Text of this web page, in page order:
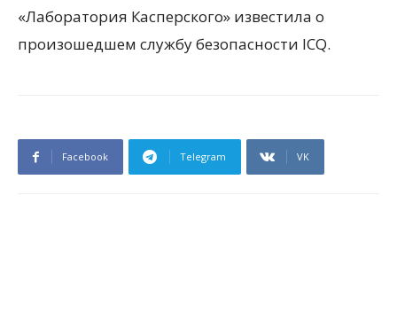
«Лаборатория Касперского» известила о
произошедшем службу безопасности ICQ.
Facebook Telegram VK